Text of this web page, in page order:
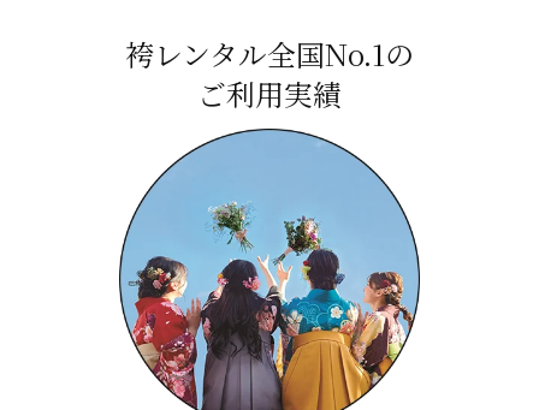
袴レンタル全国No.1の
ご利用実績